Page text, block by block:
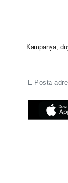
Kampanya,